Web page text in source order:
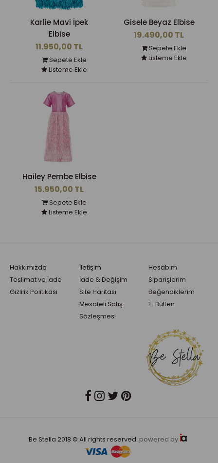
Karlie Mavi İpek
Elbise
11.950,00 TL
Sepete Ekle
Listeme Ekle
Gisele Beyaz Elbise
19.490,00 TL
Sepete Ekle
Listeme Ekle
Hailey Pembe Elbise
15.950,00 TL
Sepete Ekle
Listeme Ekle
Hakkımızda
Teslimat ve İade
Gizlilik Politikası
İletişim
İade & Değişim
Site Haritası
Mesafeli Satış
Sözleşmesi
Hesabım
Siparişlerim
Beğendiklerim
E-Bülten
Be Stella 2018 © All rights reserved. powered by